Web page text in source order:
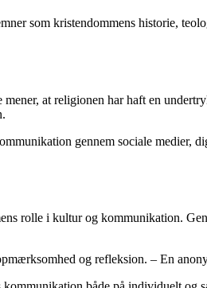
som kristendommens historie,
at religionen har haft en
gennem sociale
rolle i kultur og kommunikation.
og refleksion. – En